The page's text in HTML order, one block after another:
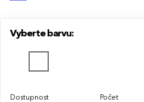
Vyberte barvu:
Dostupnost Počet